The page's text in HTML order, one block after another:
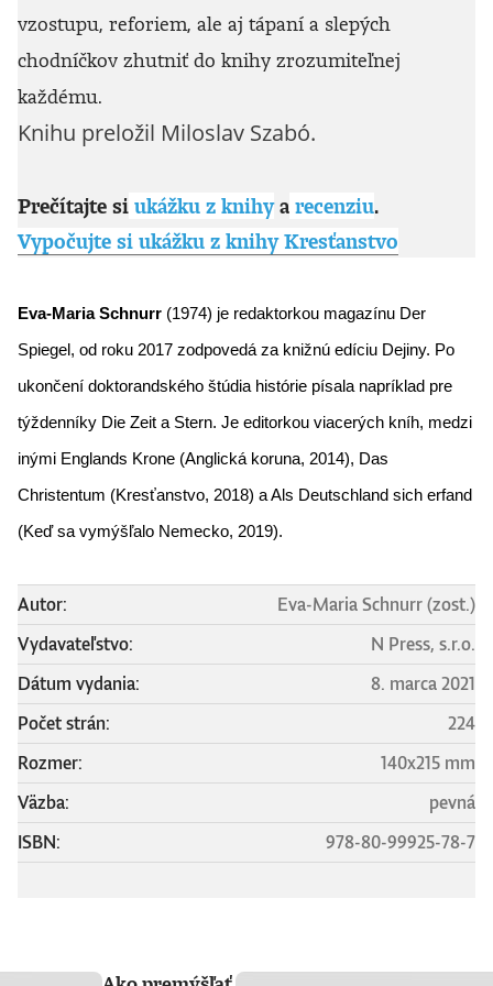
vzostupu, reforiem, ale aj tápaní a slepých
chodníčkov zhutniť do knihy zrozumiteľnej
každému.
Knihu preložil Miloslav Szabó.
Prečítajte si ukážku z knihya recenziu.
Vypočujte si ukážku z knihy Kresťanstvo
Eva-Maria Schnurr (1974) je redaktorkou magazínu Der
Spiegel, od roku 2017 zodpovedá za knižnú edíciu Dejiny. Po
ukončení doktorandského štúdia histórie písala napríklad pre
týždenníky Die Zeit a Stern. Je editorkou viacerých kníh, medzi
inými Englands Krone (Anglická koruna, 2014), Das
Christentum (Kresťanstvo, 2018) a Als Deutschland sich erfand
(Keď sa vymýšľalo Nemecko, 2019).
Autor:
Eva-Maria Schnurr (zost.)
Vydavateľstvo:
N Press, s.r.o.
Dátum vydania:
8. marca 2021
Počet strán:
224
Rozmer:
140x215 mm
Väzba:
pevná
ISBN:
978-80-99925-78-7